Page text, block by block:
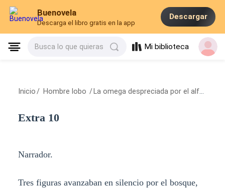
Buenovela
Descarga el libro gratis en la app
Descargar
Busca lo que quieras Mi biblioteca
Inicio / Hombre lobo / La omega despreciada por el alfa, hija de la luna
Extra 10
Narrador.
Tres figuras avanzaban en silencio por el bosque,